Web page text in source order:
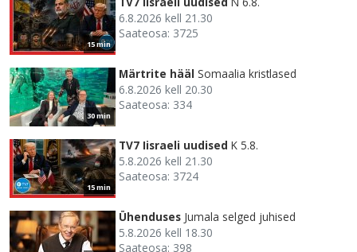
15 min
6.8.2026 kell 21.30
Saateosa: 3725
30 min
Märtrite hääl Somaalia kristlased
6.8.2026 kell 20.30
Saateosa: 334
15 min
TV7 Iisraeli uudised K 5.8.
5.8.2026 kell 21.30
Saateosa: 3724
Ühenduses Jumala selged juhised
5.8.2026 kell 18.30
Saateosa: 398